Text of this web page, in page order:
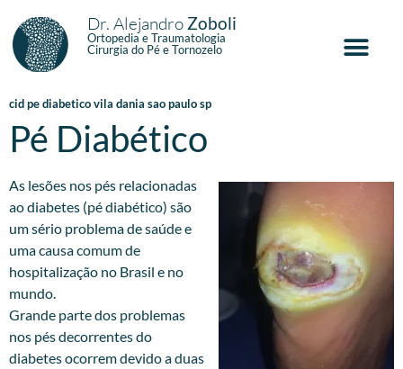
Dr. Alejandro Zoboli
Ortopedia e Traumatologia
Cirurgia do Pé e Tornozelo
cid pe diabetico vila dania sao paulo sp
Pé Diabético
As lesões nos pés relacionadas
ao diabetes (pé diabético) são
um sério problema de saúde e
uma causa comum de
hospitalização no Brasil e no
mundo.
Grande parte dos problemas
nos pés decorrentes do
diabetes ocorrem devido a duas